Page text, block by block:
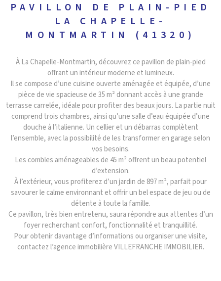
PAVILLON DE PLAIN-PIED
LA CHAPELLE-
MONTMARTIN (41320)
À La Chapelle-Montmartin, découvrez ce pavillon de plain-pied
offrant un intérieur moderne et lumineux.
Il se compose d’une cuisine ouverte aménagée et équipée, d’une
pièce de vie spacieuse de 35 m² donnant accès à une grande
terrasse carrelée, idéale pour profiter des beaux jours. La partie nuit
comprend trois chambres, ainsi qu’une salle d’eau équipée d’une
douche à l’italienne. Un cellier et un débarras complètent
l’ensemble, avec la possibilité de les transformer en garage selon
vos besoins.
Les combles aménageables de 45 m² offrent un beau potentiel
d’extension.
À l’extérieur, vous profiterez d’un jardin de 897 m², parfait pour
savourer le calme environnant et offrir un bel espace de jeu ou de
détente à toute la famille.
Ce pavillon, très bien entretenu, saura répondre aux attentes d’un
foyer recherchant confort, fonctionnalité et tranquillité.
Pour obtenir davantage d’informations ou organiser une visite,
contactez l’agence immobilière VILLEFRANCHE IMMOBILIER.